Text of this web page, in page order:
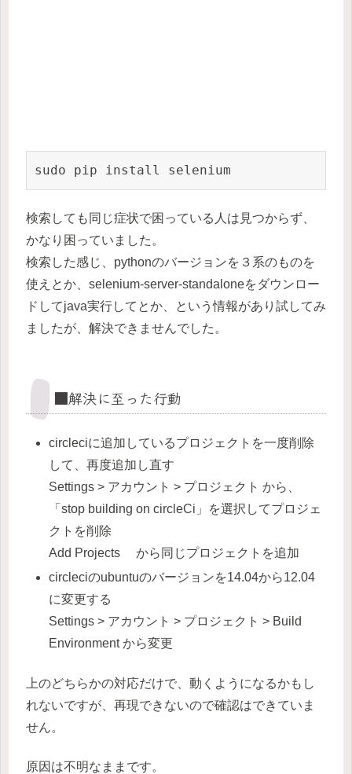
sudo pip install selenium
検索しても同じ症状で困っている人は見つからず、
かなり困っていました。
検索した感じ、pythonのバージョンを３系のものを
使えとか、selenium-server-standaloneをダウンロー
ドしてjava実行してとか、という情報があり試してみ
ましたが、解決できませんでした。
■解決に至った行動
circleciに追加しているプロジェクトを一度削除
して、再度追加し直す
Settings > アカウント > プロジェクト から、
「stop building on circleCi」を選択してプロジェ
クトを削除
Add Projects から同じプロジェクトを追加
circleciのubuntuのバージョンを14.04から12.04
に変更する
Settings > アカウント > プロジェクト > Build
Environment から変更
上のどちらかの対応だけで、動くようになるかもし
れないですが、再現できないので確認はできていま
せん。
原因は不明なままです。